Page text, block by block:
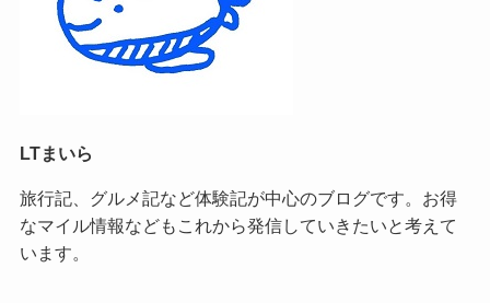
LTまいら
旅行記、グルメ記など体験記が中心のブログです。お得
なマイル情報などもこれから発信していきたいと考えて
います。